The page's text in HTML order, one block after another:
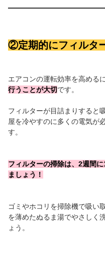
②定期的にフィルタ
エアコンの運転効率を高めるに
行うことが大切です。
フィルターが目詰まりすると
屋を冷やすのに多くの電気が
す。
フィルターの掃除は、2週間
ましょう！
ゴミやホコリを掃除機で吸い
を薄めたぬるま湯でやさしく
ょう。